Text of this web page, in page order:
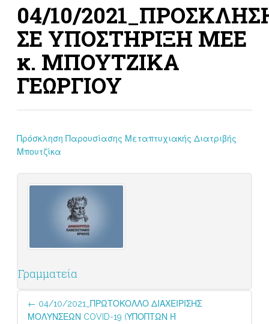
04/10/
ΣΕ ΥΠΟΣΤΗΡΙΞΗ ΜΕΕ
κ. ΜΠΟΥΤΖΙΚΑ
ΓΕΩΡΓΙΟΥ
Πρόσκληση Παρουσίασης Μεταπτυχιακής Διατριβής
Μπουτζίκα
Γραμματεία
Post
navigation
← 04/10/2021_ΠΡΩΤΟΚΟΛΛΟ ΔΙΑΧΕΙΡΙΣΗΣ
ΜΟΛΥΝΣΕΩΝ COVID-19 (ΥΠΟΠΤΩΝ Ή